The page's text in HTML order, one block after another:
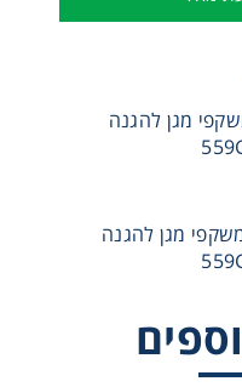
מגן להגנה
מגן להגנה
דגם 561